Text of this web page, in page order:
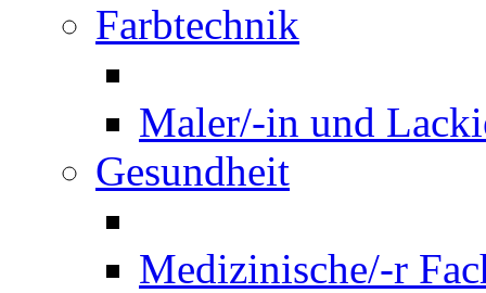
Farbtechnik
Maler/-in und
Gesundheit
Medizinische/-r